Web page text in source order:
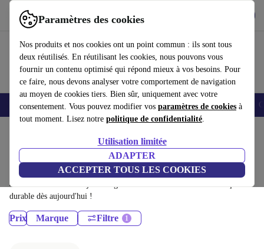
Paramètres des cookies
Nos produits et nos cookies ont un point commun : ils sont tous
deux réutilisés. En réutilisant les cookies, nous pouvons vous
fournir un contenu optimisé qui répond mieux à vos besoins. Pour
ce faire, nous devons analyser votre comportement de navigation
au moyen de cookies tiers. Bien sûr, uniquement avec votre
consentement. Vous pouvez modifier vos paramètres de cookies à
tout moment. Lisez notre politique de confidentialité.
Utilisation limitée
ADAPTER
ACCEPTER TOUS LES COOKIES
Utilisez refurbed rapidement et facilement
Smartphones Laptops Tablettes Montres connectées Accessoires
Écrans:
Écrans certifiés reconditionnés à moins de 2100€ – économisez jusqu'à
40 %. Retours sous 30 jours et garantie de 12 mois. Achetez de façon
durable dès aujourd'hui !
Prix Marque Filtre